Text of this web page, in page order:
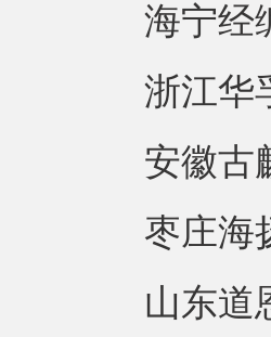
海宁经编
浙江华孚
安徽古麒
枣庄海扬
山东道恩